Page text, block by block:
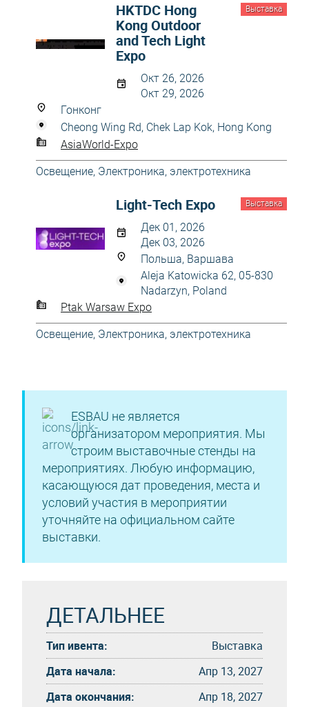
Выставка
HKTDC Hong
Kong Outdoor
and Tech Light
Expo
Окт 26, 2026
Окт 29, 2026
Гонконг
Cheong Wing Rd, Chek Lap Kok, Hong Kong
AsiaWorld-Expo
Освещение, Электроника, электротехника
Выставка
Light-Tech Expo
Дек 01, 2026
Дек 03, 2026
Польша, Варшава
Aleja Katowicka 62, 05-830
Nadarzyn, Poland
Ptak Warsaw Expo
Освещение, Электроника, электротехника
ESBAU не является
организатором мероприятия. Мы
строим выставочные стенды на
мероприятиях. Любую информацию,
касающуюся дат проведения, места и
условий участия в мероприятии
уточняйте на официальном сайте
выставки.
ДЕТАЛЬНЕЕ
Тип ивента:
Выставка
Дата начала:
Апр 13, 2027
Дата окончания:
Апр 18, 2027